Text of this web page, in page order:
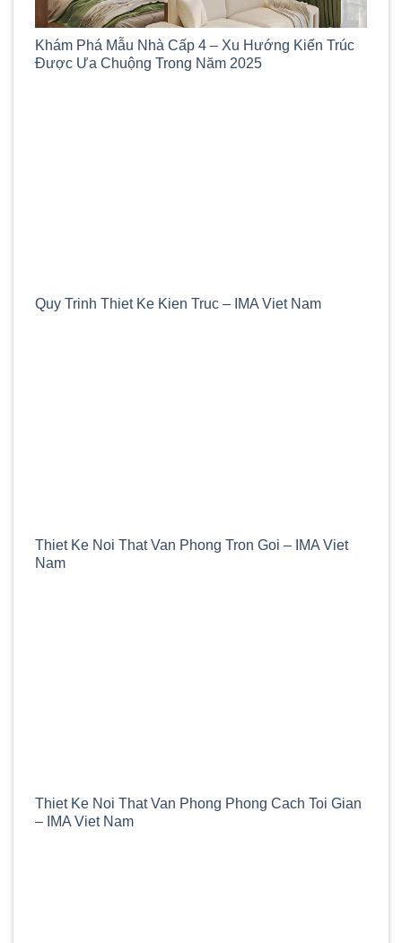
Khám Phá Mẫu Nhà Cấp 4 – Xu Hướng Kiến Trúc
Được Ưa Chuộng Trong Năm 2025
Quy Trinh Thiet Ke Kien Truc – IMA Viet Nam
Thiet Ke Noi That Van Phong Tron Goi – IMA Viet
Nam
Thiet Ke Noi That Van Phong Phong Cach Toi Gian
– IMA Viet Nam